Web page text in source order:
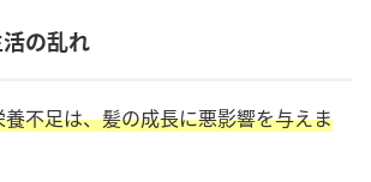
の乱れ
不足は、髪の成長に悪影響を与えま